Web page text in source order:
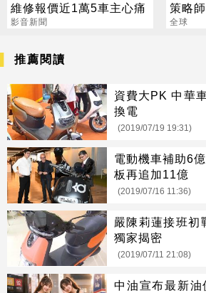
維修報價近1萬5車主心痛
影音新聞
策略
會絆2次
全球
推薦閱讀
資費大PK 中華
換電
(2019/07/19 19:31)
電動機車補助6
板再追加11億
(2019/07/16 11:36)
嚴陳莉蓮接班初
獨家揭密
(2019/07/11 21:08)
中油宣布最新